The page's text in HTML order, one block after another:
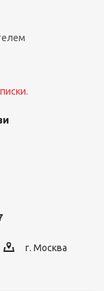
г. Москва